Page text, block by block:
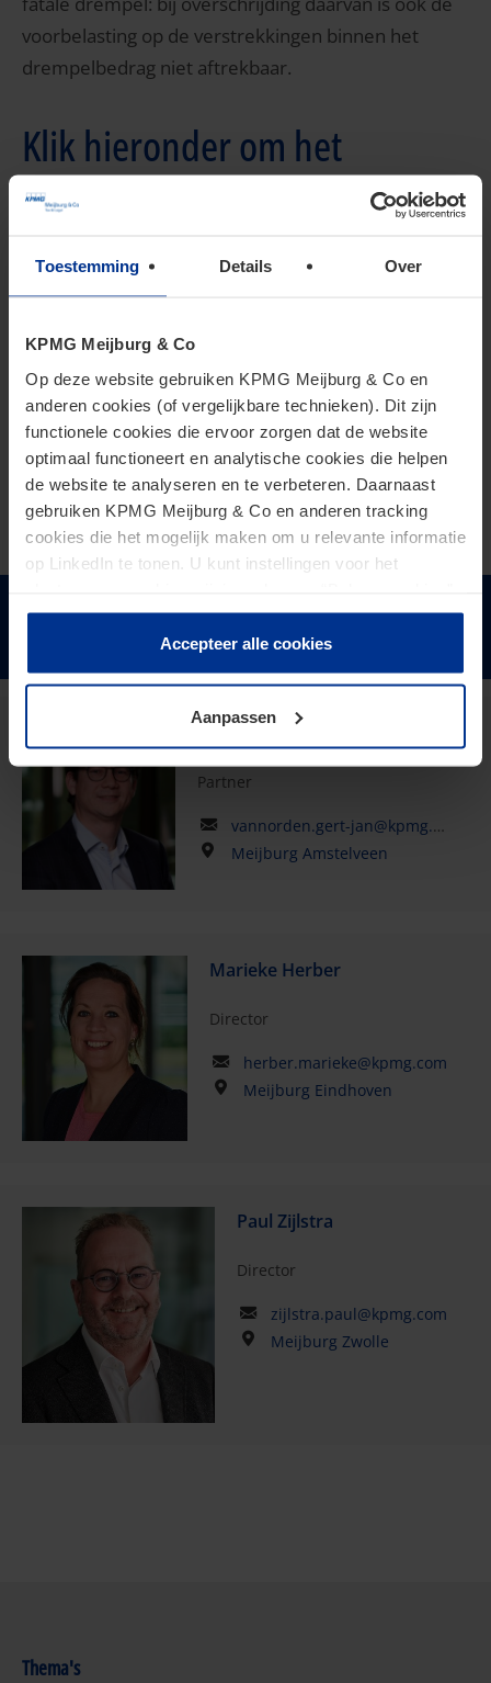
Toestemming Details Over
KPMG Meijburg & Co
Op deze website gebruiken KPMG Meijburg & Co en
anderen cookies (of vergelijkbare technieken). Dit zijn
functionele cookies die ervoor zorgen dat de website
optimaal functioneert en analytische cookies die helpen
de website te analyseren en te verbeteren. Daarnaast
gebruiken KPMG Meijburg & Co en anderen tracking
cookies die het mogelijk maken om u relevante informatie
op LinkedIn te tonen. U kunt instellingen voor het
te klikken. Als u op “Accepteer alle cookies” klikt, geeft u
toestemming voor het gebruik van alle cookies. Deze
toestemming kunt u altijd weer intrekken.
Accepteer alle cookies
Aanpassen
voorbelasting op de verstrekkingen binnen het
drempelbedrag niet aftrekbaar.
Klik hieronder om het
memorandum te openen
BUA Memorandum 2019.pdf
Lees verder:
Btw
Btw nieuws
Gert-Jan van Norden
Partner
vannorden.gert-jan@kpmg.com
Meijburg Amstelveen
Marieke Herber
Director
herber.marieke@kpmg.com
Meijburg Eindhoven
Paul Zijlstra
Director
zijlstra.paul@kpmg.com
Meijburg Zwolle
Thema's